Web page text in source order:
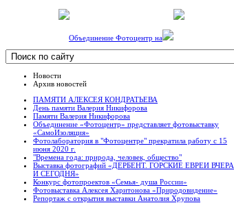
Объединение Фотоцентр на
Новости
Архив новостей
ПАМЯТИ АЛЕКСЕЯ КОНДРАТЬЕВА
День памяти Валерия Никифорова
Памяти Валерия Никифорова
Объединение «Фотоцентр» представляет фотовыставку
«СамоИзоляция»
Фотолаборатория в "Фотоцентре" прекратила работу с 15
июня 2020 г.
"Времена года: природа, человек, общество"
Выставка фотографий «ДЕРБЕНТ. ГОРСКИЕ ЕВРЕИ ВЧЕРА
И СЕГОДНЯ»
Конкурс фотопроектов «Семья- душа России»
Фотовыставка Алексея Харитонова «Природовидение»
Репортаж с открытия выставки Анатолия Хрупова